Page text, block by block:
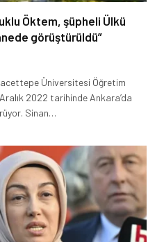
Öktem, şüpheli Ülkü
görüştürüldü”
Üniversitesi Öğretim
2022 tarihinde Ankara’da
Sinan…